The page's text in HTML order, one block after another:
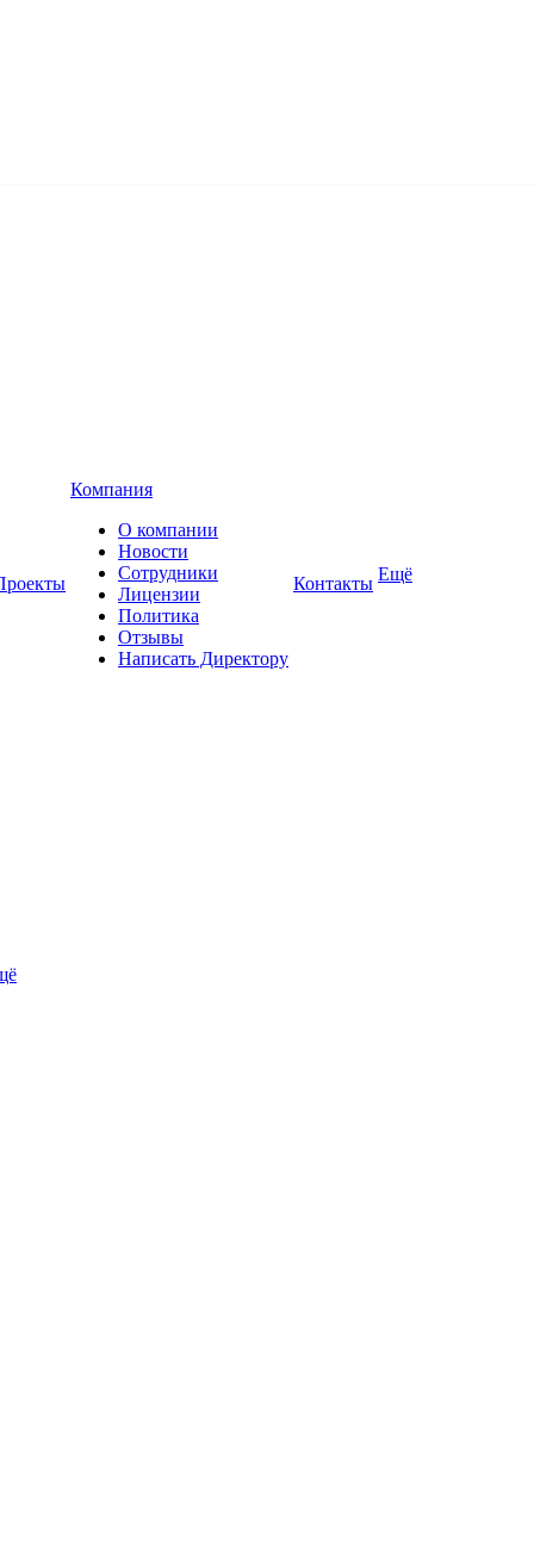
Компания
О компании
Новости
Сотрудники
Лицензии
Политика
Отзывы
Написать Директору
Контакты Ещё